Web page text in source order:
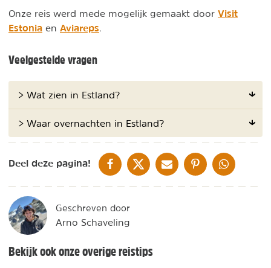
Onze reis werd mede mogelijk gemaakt door Visit
Estonia en Aviareps
Veelgestelde vragen
> Wat zien in Estland?
> Waar overnachten in Estland?
Deel deze pagina! DELEN OP FACEBOOK
DELEN OP XDELEN VIA DE MAIL
DELEN OP PINTEREST
DELEN OP
Geschreven door
Arno Schaveling
Bekijk ook onze overige reistips